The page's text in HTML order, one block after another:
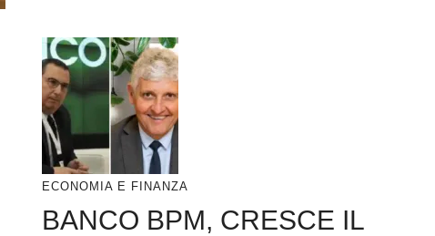
ECONOMIA E FINANZA
BANCO BPM, CRESCE IL